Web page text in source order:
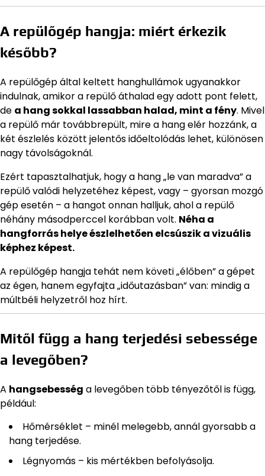
A repülőgép hangja: miért érkezik
később?
A repülőgép által keltett hanghullámok ugyanakkor
indulnak, amikor a repülő áthalad egy adott pont felett,
de a hang sokkal lassabban halad, mint a fény. Mivel
a repülő már továbbrepült, mire a hang elér hozzánk, a
két észlelés között jelentős időeltolódás lehet, különösen
nagy távolságoknál.
Ezért tapasztalhatjuk, hogy a hang „le van maradva” a
repülő valódi helyzetéhez képest, vagy – gyorsan mozgó
gép esetén – a hangot onnan halljuk, ahol a repülő
néhány másodperccel korábban volt. Néha a
hangforrás helye észlelhetően elcsúszik a vizuális
képhez képest.
A repülőgép hangja tehát nem követi „élőben” a gépet
az égen, hanem egyfajta „időutazásban” van: mindig a
múltbéli helyzetről hoz hírt.
Mitől függ a hang terjedési sebessége
a levegőben?
A hangsebesség a levegőben több tényezőtől is függ,
például:
Hőmérséklet – minél melegebb, annál gyorsabb a
hang terjedése.
Légnyomás – kis mértékben befolyásolja.